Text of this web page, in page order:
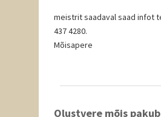
meistrit saadaval saad infot
437 4280.
Mõisapere
Olustvere mõis pakub